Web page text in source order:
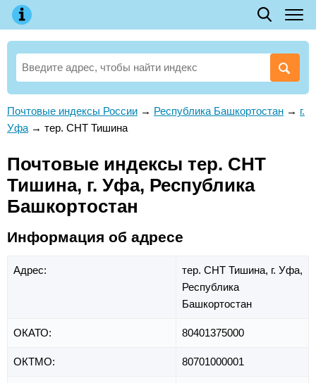
Почтовые индексы России → Республика Башкортостан → г.
Уфа → тер. СНТ Тишина
Почтовые индексы тер. СНТ
Тишина, г. Уфа, Республика
Башкортостан
Информация об адресе
Адрес: тер. СНТ Тишина, г. Уфа,
Республика
Башкортостан
ОКАТО: 80401375000
ОКТМО: 80701000001